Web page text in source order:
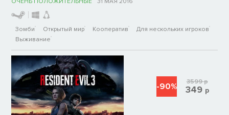
Зомби Открытый мир Кооператив
Для нескольких игроков
Выживание
-90% 3599р
349 р